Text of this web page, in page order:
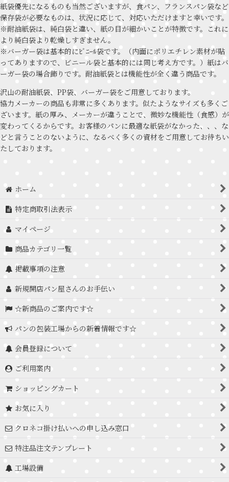
紙袋優先になるものも当然ございますが、食パン、フランスパン袋など
保存袋が必要なものは、状況に応じて、対応いただけますと幸いです。
※耐油紙袋は、純白袋と違い、紙の目が細かいことが特徴です。これに
より純白袋より乾燥しすぎません。
※バーガー袋は基本的にﾋﾞﾆｰﾙ袋です。（内面にポリエチレン素材が貼
ってありますので、ビニール袋と基本的には同じ考え方です。）紙はバ
ーガー袋の場合飾りです。耐油紙袋とは機能性が全く違う商品です。
沢山の耐油紙袋、PP袋、バーガー袋をご用意しております。
協力メーカーの商品も非常に多くあります。似たようなサイズも多くご
ざいます。紙の厚み、メーカーが違うことで、微妙な機能性（食感）が
変わってくるからです。お客様のパンに最適な紙袋がなかった、、、な
どと言うことのないように、なるべく多くの資材をご用意してお待ちい
たしております。
ホーム
特定商取引法表示
マイページ
商品カテゴリ一覧
掲載事項の注意
新規開店パン屋さんのお手伝い
☆新商品のご案内です☆
パンの包装工場からの新着情報です☆
会員登録について
ご利用案内
ショッピングカート
お気に入り
クロネコ掛け払いへの申し込み窓口
特注品注文テンプレート
工場設備